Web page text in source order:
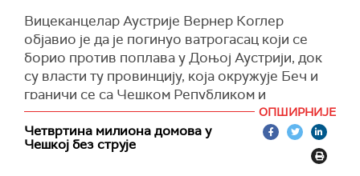
порасти и премашити висину од 8,5 метара,
што је близу рекордне вредности од 8,91
метара колико је забележено 2013. године,
пошто киша наставља да пада у Мађарској,
Словачкој и Аустрији.
"Према прогнозама, једна од највећих поплава
после више година ближи се Будимпешти, али
ми смо за то спремни", рекао је градоначелник
Вицеканцелар Аустрије Вернер Коглер
објавио је да је погинуо ватрогасац који се
борио против поплава у Доњој Аустрији, док
су власти ту провинцију, која окружује Беч и
граничи се са Чешком Републиком и
Словачком, прогласиле за подручје
катастрофе.
Гувернерка Доње Аустрије Јохана Микл-
ОПШИРНИЈЕ
Четвртина милиона домова у
Чешкој без струје